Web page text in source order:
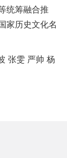
统筹融合推
家历史文化名
张雯 严帅 杨